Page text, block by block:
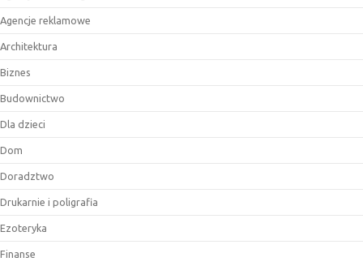
Agencje reklamowe
Architektura
Biznes
Budownictwo
Dla dzieci
Dom
Doradztwo
Drukarnie i poligrafia
Ezoteryka
Finanse